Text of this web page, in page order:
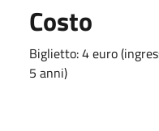
Costo
Biglietto: 4 euro
5 anni)